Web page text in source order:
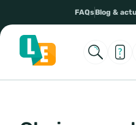
FAQsBlog &